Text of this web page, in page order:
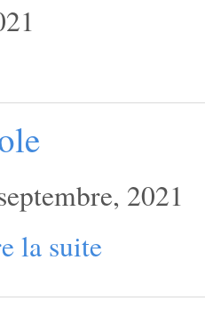
2021
la suite